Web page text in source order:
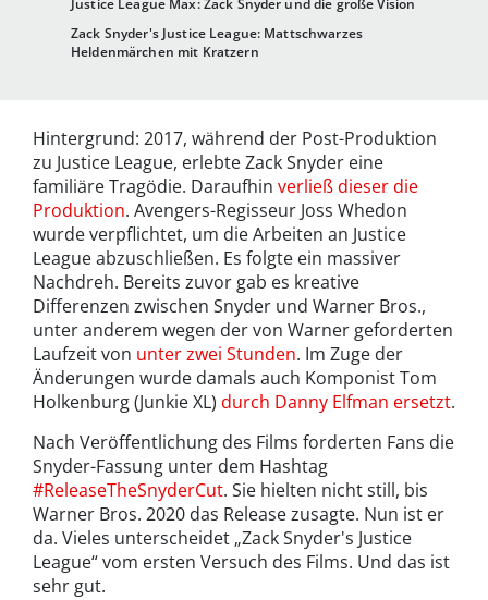
Justice League Max: Zack Snyder und die große Vision
Zack Snyder's Justice League: Mattschwarzes
Heldenmärchen mit Kratzern
Hintergrund: 2017, während der Post-Produktion
zu Justice League, erlebte Zack Snyder eine
familiäre Tragödie. Daraufhin verließ dieser die
Produktion. Avengers-Regisseur Joss Whedon
wurde verpflichtet, um die Arbeiten an Justice
League abzuschließen. Es folgte ein massiver
Nachdreh. Bereits zuvor gab es kreative
Differenzen zwischen Snyder und Warner Bros.,
unter anderem wegen der von Warner geforderten
Laufzeit von unter zwei Stunden. Im Zuge der
Änderungen wurde damals auch Komponist Tom
Holkenburg (Junkie XL) durch Danny Elfman ersetzt.
Nach Veröffentlichung des Films forderten Fans die
Snyder-Fassung unter dem Hashtag
#ReleaseTheSnyderCut. Sie hielten nicht still, bis
Warner Bros. 2020 das Release zusagte. Nun ist er
da. Vieles unterscheidet „Zack Snyder's Justice
League“ vom ersten Versuch des Films. Und das ist
sehr gut.